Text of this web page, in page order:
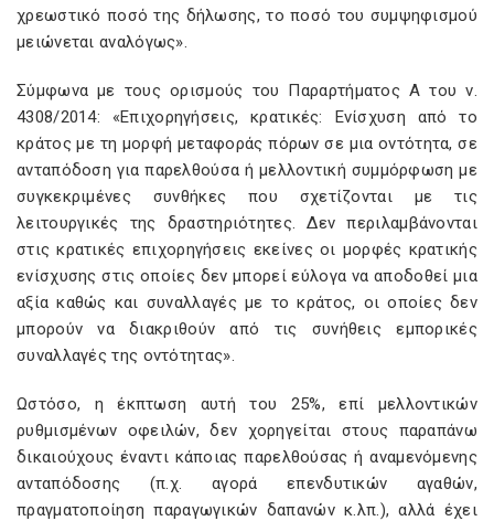
χρεωστικό ποσό της δήλωσης, το ποσό του συμψηφισμού
μειώνεται αναλόγως».
Σύμφωνα με τους ορισμούς του Παραρτήματος Α του ν.
4308/2014: «Επιχορηγήσεις, κρατικές: Ενίσχυση από το
κράτος με τη μορφή μεταφοράς πόρων σε μια οντότητα, σε
ανταπόδοση για παρελθούσα ή μελλοντική συμμόρφωση με
συγκεκριμένες συνθήκες που σχετίζονται με τις
λειτουργικές της δραστηριότητες. Δεν περιλαμβάνονται
στις κρατικές επιχορηγήσεις εκείνες οι μορφές κρατικής
ενίσχυσης στις οποίες δεν μπορεί εύλογα να αποδοθεί μια
αξία καθώς και συναλλαγές με το κράτος, οι οποίες δεν
μπορούν να διακριθούν από τις συνήθεις εμπορικές
συναλλαγές της οντότητας».
Ωστόσο, η έκπτωση αυτή του 25%, επί μελλοντικών
ρυθμισμένων οφειλών, δεν χορηγείται στους παραπάνω
δικαιούχους έναντι κάποιας παρελθούσας ή αναμενόμενης
ανταπόδοσης (π.χ. αγορά επενδυτικών αγαθών,
πραγματοποίηση παραγωγικών δαπανών κ.λπ.), αλλά έχει